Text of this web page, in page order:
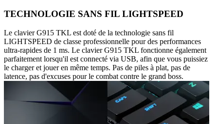
TECHNOLOGIE SANS FIL LIGHTSPEED
Le clavier G915 TKL est doté de la technologie sans fil
LIGHTSPEED de classe professionnelle pour des performances
ultra-rapides de 1 ms. Le clavier G915 TKL fonctionne également
parfaitement lorsqu'il est connecté via USB, afin que vous puissiez
le charger et jouer en même temps. Pas de piles à plat, pas de
latence, pas d'excuses pour le combat contre le grand boss.